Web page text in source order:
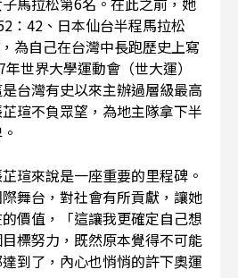
：42、日本仙台半程馬拉松
為自己在台灣中長跑歷史上寫
世界大學運動會（世大運）
台灣有史以來主辦過層級最高
瑄不負眾望，為地主隊拿下半
瑄來說是一座重要的里程碑。
舞台，對社會有所貢獻，讓她
價值，「這讓我更確定自己想
標努力，既然原本覺得不可能
到了，內心也悄悄的許下奧運